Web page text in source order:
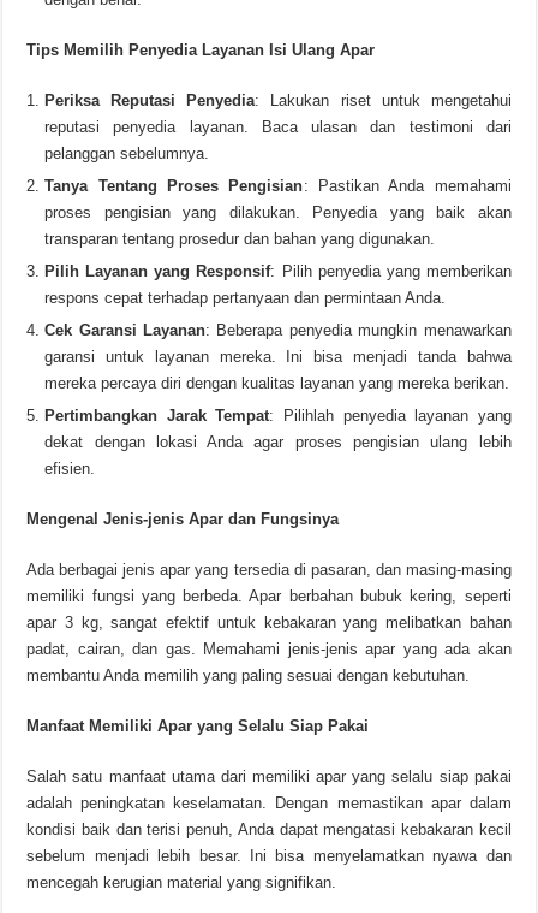
Tips Memilih Penyedia Layanan Isi Ulang Apar
Periksa Reputasi Penyedia: Lakukan riset untuk mengetahui
reputasi penyedia layanan. Baca ulasan dan testimoni dari
pelanggan sebelumnya.
Tanya Tentang Proses Pengisian: Pastikan Anda memahami
proses pengisian yang dilakukan. Penyedia yang baik akan
transparan tentang prosedur dan bahan yang digunakan.
Pilih Layanan yang Responsif: Pilih penyedia yang memberikan
respons cepat terhadap pertanyaan dan permintaan Anda.
Cek Garansi Layanan: Beberapa penyedia mungkin menawarkan
garansi untuk layanan mereka. Ini bisa menjadi tanda bahwa
mereka percaya diri dengan kualitas layanan yang mereka berikan.
Pertimbangkan Jarak Tempat: Pilihlah penyedia layanan yang
dekat dengan lokasi Anda agar proses pengisian ulang lebih
efisien.
Mengenal Jenis-jenis Apar dan Fungsinya
Ada berbagai jenis apar yang tersedia di pasaran, dan masing-masing
memiliki fungsi yang berbeda. Apar berbahan bubuk kering, seperti
apar 3 kg, sangat efektif untuk kebakaran yang melibatkan bahan
padat, cairan, dan gas. Memahami jenis-jenis apar yang ada akan
membantu Anda memilih yang paling sesuai dengan kebutuhan.
Manfaat Memiliki Apar yang Selalu Siap Pakai
Salah satu manfaat utama dari memiliki apar yang selalu siap pakai
adalah peningkatan keselamatan. Dengan memastikan apar dalam
kondisi baik dan terisi penuh, Anda dapat mengatasi kebakaran kecil
sebelum menjadi lebih besar. Ini bisa menyelamatkan nyawa dan
mencegah kerugian material yang signifikan.